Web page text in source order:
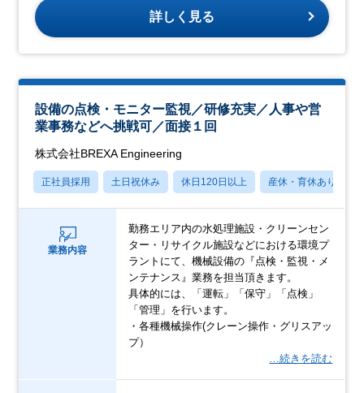
詳しく見る
設備の点検・モニター監視／研修充実／人事や営
業事務などへ挑戦可／面接１回
株式会社BREXA Engineering
正社員採用 土日祝休み 休日120日以上 産休・育休あり
業務内容
勤務エリア内の水処理施設・クリーンセン
ター・リサイクル施設などにおける環境プ
ラントにて、機械設備の『点検・監視・メ
ンテナンス』業務を担当頂きます。
具体的には、「運転」「保守」「点検」
「管理」を行います。
・各種機械操作(クレーン操作・グリスアッ
プ）
…続きを読む